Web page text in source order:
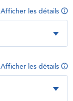
Afficher les détails
Afficher les détails